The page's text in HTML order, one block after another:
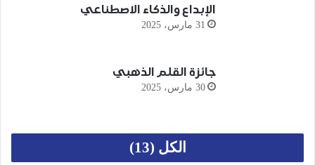
الإبداع والذكاء الاصطناعي
31 مارس، 2025
جائزة القلم الذهبي
30 مارس، 2025
الكل (13)